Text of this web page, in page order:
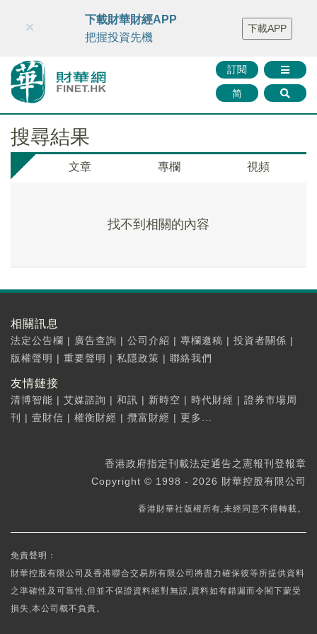
財華智庫網 FINTV FINMETA 財華證券 媒體矩陣
智庫沙龍
聯絡我們
訂閱
简
×
下載財華財經APP
把握投資先機
下載APP
搜尋結果
文章 專欄 視頻
找不到相關的內容
相關訊息
法定公告欄 | 廣告查詢 | 公司介紹 | 專欄邀稿 | 投資者關係 |
版權聲明 | 重要聲明 | 私隱政策 | 聯絡我們
友情鏈接
清博智能 | 艾媒諮詢 | 和訊 | 新時空 | 時代財經 | 證券市場周
刊
| 壹財信 | 權衡財經 | 攬富財經 | 更多...
香港政府指定刊載法定通告之憲報刊登報章
Copyright © 1998 - 2026 財華控股有限公司
香港財華社版權所有,未經同意不得轉載。
免責聲明：
財華控股有限公司及香港聯合交易所有限公司將盡力確保彼等所提供資料
之準確性及可靠性,但並不保證資料絕對無誤,資料如有錯漏而令閣下蒙受
損失,本公司概不負責。